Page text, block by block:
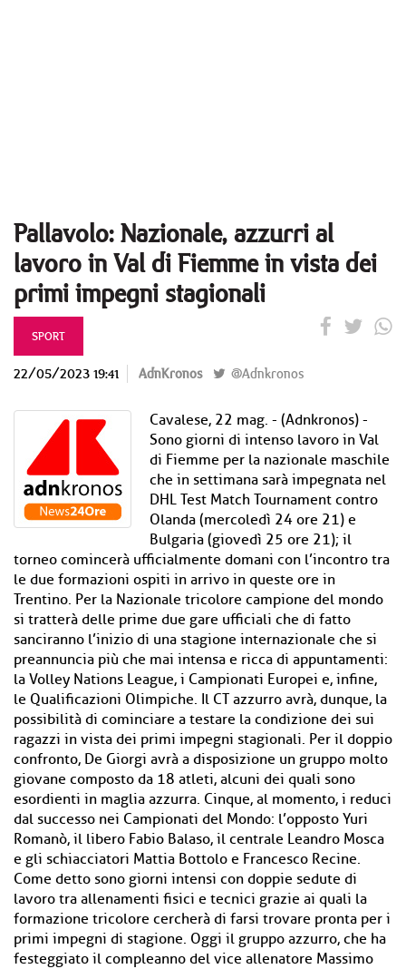
Pallavolo: Nazionale, azzurri al
lavoro in Val di Fiemme in vista dei
primi impegni stagionali
SPORT
22/05/2023 19:41 AdnKronos @Adnkronos
Cavalese, 22 mag. - (Adnkronos) -
Sono giorni di intenso lavoro in Val
di Fiemme per la nazionale maschile
che in settimana sarà impegnata nel
DHL Test Match Tournament contro
Olanda (mercoledì 24 ore 21) e
Bulgaria (giovedì 25 ore 21); il
torneo comincerà ufficialmente domani con l’incontro tra
le due formazioni ospiti in arrivo in queste ore in
Trentino. Per la Nazionale tricolore campione del mondo
si tratterà delle prime due gare ufficiali che di fatto
sanciranno l’inizio di una stagione internazionale che si
preannuncia più che mai intensa e ricca di appuntamenti:
la Volley Nations League, i Campionati Europei e, infine,
le Qualificazioni Olimpiche. Il CT azzurro avrà, dunque, la
possibilità di cominciare a testare la condizione dei sui
ragazzi in vista dei primi impegni stagionali. Per il doppio
confronto, De Giorgi avrà a disposizione un gruppo molto
giovane composto da 18 atleti, alcuni dei quali sono
esordienti in maglia azzurra. Cinque, al momento, i reduci
dal successo nei Campionati del Mondo: l’opposto Yuri
Romanò, il libero Fabio Balaso, il centrale Leandro Mosca
e gli schiacciatori Mattia Bottolo e Francesco Recine.
Come detto sono giorni intensi con doppie sedute di
lavoro tra allenamenti fisici e tecnici grazie ai quali la
formazione tricolore cercherà di farsi trovare pronta per i
primi impegni di stagione. Oggi il gruppo azzurro, che ha
festeggiato il compleanno del vice allenatore Massimo